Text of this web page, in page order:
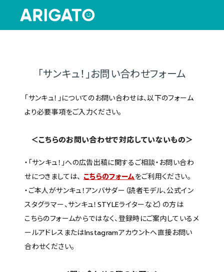
「サンキュ！」お問い合わせフォーム
「サンキュ！」についてのお問い合わせは、以下のフォーム
より必要事項をご入力ください。
＜こちらのお問い合わせで対応していないもの＞
・「サンキュ！」への広告出稿に関するご相談・お問い合わ
せにつきましては、 こちらのフォームをご利用ください。
・ご本人がサンキュ！アンバサダー（読者モデル、公式イン
スタグラマー、サンキュ！STYLEライターなど）の方は
こちらのフォームからではなく、登録時にご案内しているメ
ールアドレスまたはInstagramアカウントへ直接お問い
合わせください。